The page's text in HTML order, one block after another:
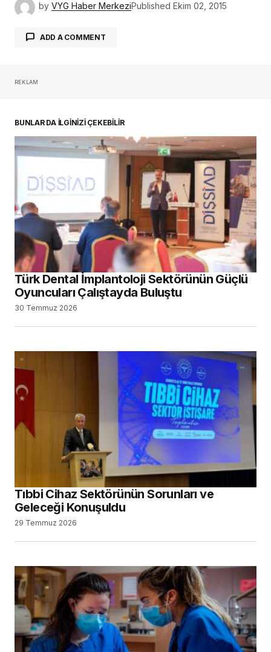
by VYG Haber MerkeziPublished Ekim 02, 2015
ADD A COMMENT
REKLAM
BUNLAR DA İLGİNİZİ ÇEKEBİLİR
Türk Dental İmplantoloji Sektörünün Güçlü
Oyuncuları Çalıştayda Buluştu
30 Temmuz 2026
Tıbbi Cihaz Sektörünün Sorunları ve
Geleceği Konuşuldu
29 Temmuz 2026